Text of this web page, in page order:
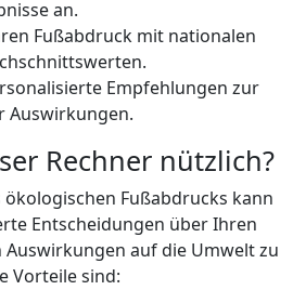
an.
Fußabdruck mit nationalen
Empfehlungen zur
Auswirkungen.
Rechner nützlich?
Fußabdrucks kann
Entscheidungen über Ihren
Auswirkungen auf die Umwelt zu
Vorteile sind: